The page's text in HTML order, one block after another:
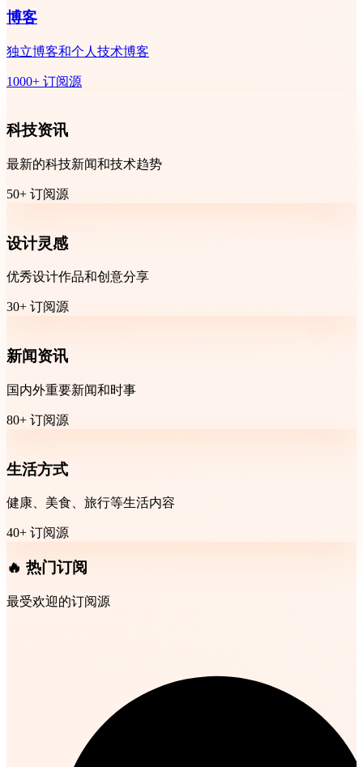
博客
独立博客和个人技术博客
1000+ 订阅源
科技资讯
最新的科技新闻和技术趋势
50+ 订阅源
设计灵感
优秀设计作品和创意分享
30+ 订阅源
新闻资讯
国内外重要新闻和时事
80+ 订阅源
生活方式
健康、美食、旅行等生活内容
40+ 订阅源
🔥 热门订阅
最受欢迎的订阅源